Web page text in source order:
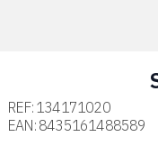
REF: 134171020
EAN: 8435161488589